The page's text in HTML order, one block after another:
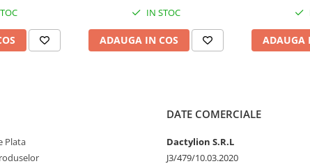
auto
sanitara auto, set obligatoriu
IN STOC
ADAUGA IN COS ADAUGA
Plata
DATE COMERCIALE
Dactylion S.R.L
J3/479/10.03.2020